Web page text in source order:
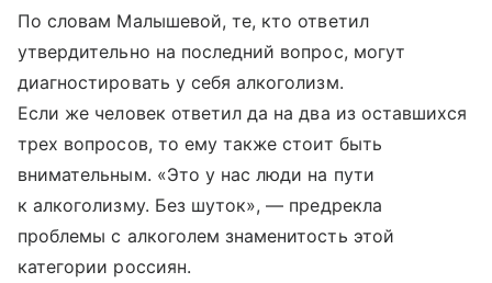
По словам Малышевой, те, кто ответил
утвердительно на последний вопрос, могут
диагностировать у себя алкоголизм.
Если же человек ответил да на два из оставшихся
трех вопросов, то ему также стоит быть
внимательным. «Это у нас люди на пути
к алкоголизму. Без шуток», — предрекла
проблемы с алкоголем знаменитость этой
категории россиян.